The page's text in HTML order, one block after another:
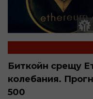
Биткойн срещу
колебания.
500